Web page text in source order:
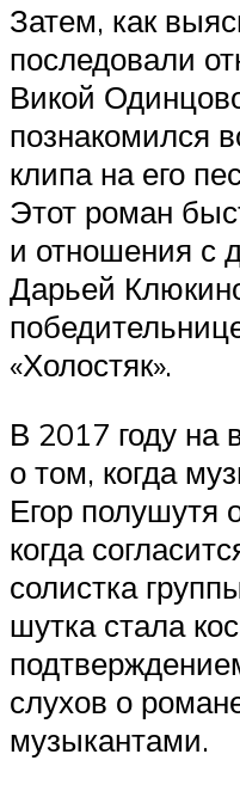
Затем, как
последовали
Викой
познакомился
клипа на его
Этот роман
и отношения с
Дарьей
«‎Холостяк»‎‎.
В 2017 году на
о том, когда
Егор полушутя
когда
солистка
шутка стала
слухов о
музыкантами.